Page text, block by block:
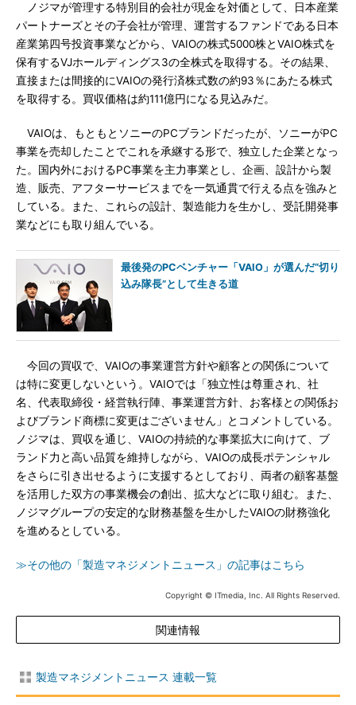
ノジマが管理する特別目的会社が現金を対価として、日本産業
パートナーズとその子会社が管理、運営するファンドである日本
産業第四号投資事業などから、VAIOの株式5000株とVAIO株式を
保有するVJホールディングス3の全株式を取得する。その結果、
直接または間接的にVAIOの発行済株式数の約93％にあたる株式
を取得する。買収価格は約111億円になる見込みだ。
VAIOは、もともとソニーのPCブランドだったが、ソニーがPC
事業を売却したことでこれを承継する形で、独立した企業となっ
た。国内外におけるPC事業を主力事業とし、企画、設計から製
造、販売、アフターサービスまでを一気通貫で行える点を強みと
している。また、これらの設計、製造能力を生かし、受託開発事
業などにも取り組んでいる。
最後発のPCベンチャー「VAIO」が選んだ“切り
込み隊長”として生きる道
今回の買収で、VAIOの事業運営方針や顧客との関係について
は特に変更しないという。VAIOでは「独立性は尊重され、社
名、代表取締役・経営執行陣、事業運営方針、お客様との関係お
よびブランド商標に変更はございません」とコメントしている。
ノジマは、買収を通じ、VAIOの持続的な事業拡大に向けて、ブ
ランド力と高い品質を維持しながら、VAIOの成長ポテンシャル
をさらに引き出せるように支援するとしており、両者の顧客基盤
を活用した双方の事業機会の創出、拡大などに取り組む。また、
ノジマグループの安定的な財務基盤を生かしたVAIOの財務強化
を進めるとしている。
≫その他の「製造マネジメントニュース」の記事はこちら
Copyright © ITmedia, Inc. All Rights Reserved.
関連情報
製造マネジメントニュース 連載一覧